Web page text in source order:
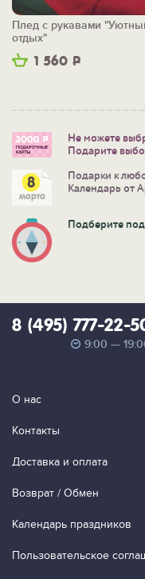
1 560 Р
Плед с рукавами
отдых"
Не можете
Подарите
Подарки к
Календарь от
Подберите
8 (495) 777-22-
9:00 —
О нас
Контакты
Доставка и оплата
Возврат / Обмен
Календарь праздников
Пользовательское